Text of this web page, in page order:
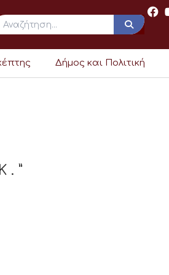
Δήμος και Πολιτική
. ”